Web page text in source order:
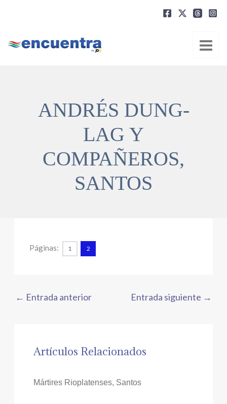
ANDRÉS DUNG-
LAG Y
COMPAÑEROS,
SANTOS
Páginas: 1 2
← Entrada anterior Entrada siguiente →
Artículos Relacionados
Mártires Rioplatenses, Santos